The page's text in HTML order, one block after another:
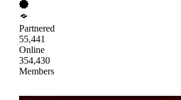
Partnered
55,441
Online
354,430
Members